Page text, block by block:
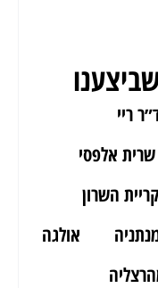
ריי
שרית אלפסי
השרון
אולגה